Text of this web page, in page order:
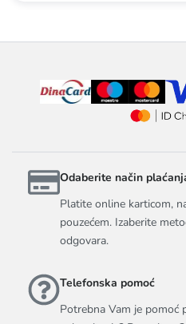
Odaberite način
Platite online karticom,
pouzećem. Izaberite
odgovara.
Telefonska pomoć
Potrebna Vam je pomoć